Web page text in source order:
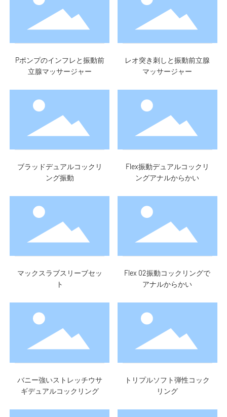
Pポンプのインフレと振動前
立腺マッサージャー
レオ突き刺しと振動前立腺
マッサージャー
ブラッドデュアルコックリ
ング振動
Flex振動デュアルコックリ
ングアナルからかい
マックスラブスリーブセッ
ト
Flex 02振動コックリングで
アナルからかい
バニー強いストレッチウサ
ギデュアルコックリング
トリプルソフト弾性コック
リング